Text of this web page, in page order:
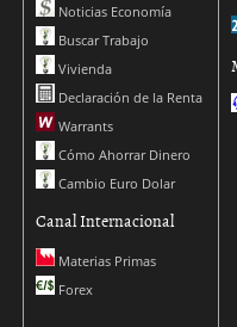
Noticias Economía
Buscar Trabajo
Vivienda
Declaración de la Renta
Warrants
Cómo Ahorrar Dinero
Cambio Euro Dolar
Canal Internacional
Materias Primas
Forex